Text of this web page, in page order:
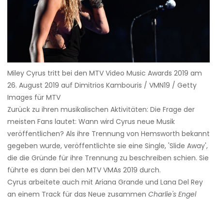
Miley Cyrus tritt bei den MTV Video Music Awards 2019 am
26. August 2019 auf Dimitrios Kambouris / VMN19 / Getty
Images für MTV
Zurück zu ihren musikalischen Aktivitäten: Die Frage der
meisten Fans lautet: Wann wird Cyrus neue Musik
veröffentlichen? Als ihre Trennung von Hemsworth bekannt
gegeben wurde, veröffentlichte sie eine Single, 'Slide Away',
die die Gründe für ihre Trennung zu beschreiben schien. Sie
führte es dann bei den MTV VMAs 2019 durch.
Cyrus arbeitete auch mit Ariana Grande und Lana Del Rey
an einem Track für das Neue zusammen Charlie's Engel